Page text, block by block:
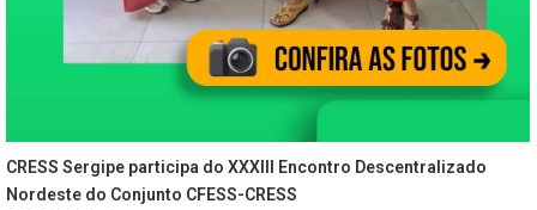
CRESS Sergipe participa do XXXIII Encontro Descentralizado
Nordeste do Conjunto CFESS-CRESS